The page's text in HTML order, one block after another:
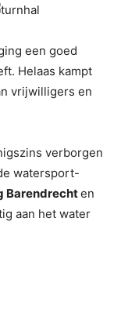
een goed
Helaas kampt
vrijwilligers en
verborgen
watersport-
Barendrechten
aan het water